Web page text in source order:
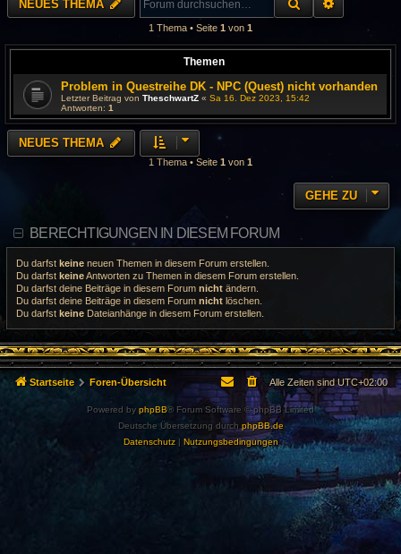
NEUES THEMA SUCHE
1 Thema • Seite 1 von 1
Themen
Problem in Questreihe DK - NPC (Quest) nicht vorhanden
Letzter Beitrag von TheschwartZ « Sa 16. Dez 2023, 15:42
Antworten: 1
NEUES THEMA
1 Thema • Seite 1 von 1
GEHE ZU
BERECHTIGUNGEN IN DIESEM FORUM
Du darfst keine neuen Themen in diesem Forum erstellen.
Du darfst keineAntworten zu Themen in diesem Forum erstellen.
Du darfst deine Beiträge in diesem Forum nicht ändern.
Du darfst deine Beiträge in diesem Forum nicht löschen.
Du darfst keine Dateianhänge in diesem Forum erstellen.
Startseite Foren-Übersicht Alle Zeiten sindUTC+02:00
Powered by phpBB® Forum Software © phpBB Limited
Deutsche Übersetzung durch phpBB.de
Datenschutz| Nutzungsbedingungen